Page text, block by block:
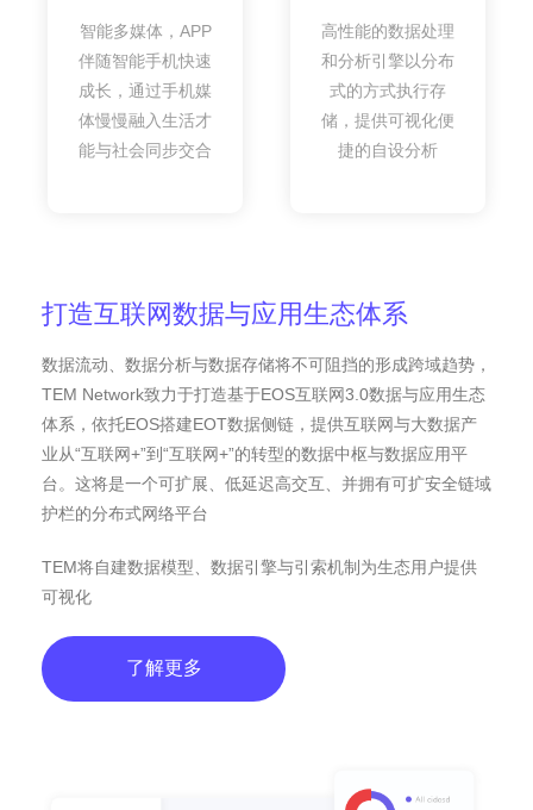
智能多媒体，APP
伴随智能手机快速
成长，通过手机媒
体慢慢融入生活才
能与社会同步交合
高性能的数据处理
和分析引擎以分布
式的方式执行存
储，提供可视化便
捷的自设分析
打造互联网数据与应用生态体系
数据流动、数据分析与数据存储将不可阻挡的形成跨域趋势，
TEM Network致力于打造基于EOS互联网3.0数据与应用生态
体系，依托EOS搭建EOT数据侧链，提供互联网与大数据产
业从“互联网+”到“互联网+”的转型的数据中枢与数据应用平
台。这将是一个可扩展、低延迟高交互、并拥有可扩安全链域
护栏的分布式网络平台
TEM将自建数据模型、数据引擎与引索机制为生态用户提供
可视化
了解更多